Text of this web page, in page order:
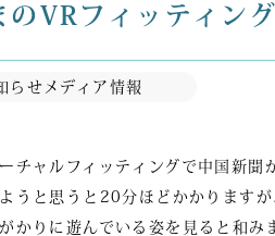
のVRフィッティン
らせ メディア情報
チャルフィッティングで中国新聞
うと思うと20分ほどかかります
かりに遊んでいる姿を見ると和み